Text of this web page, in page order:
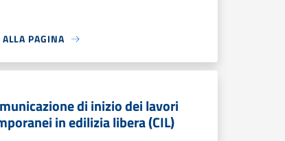
PAGINA
di inizio dei lavori
in edilizia libera (CIL)